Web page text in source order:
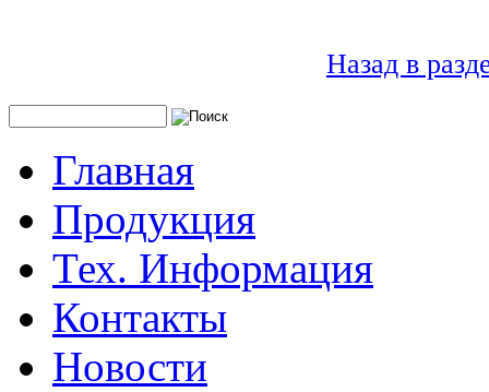
Назад в
Главная
Продукция
Тех. Информация
Контакты
Новости